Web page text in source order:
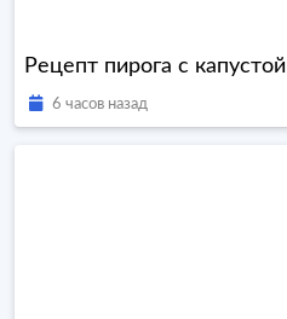
Рецепт пирога с капустой
6 часов назад